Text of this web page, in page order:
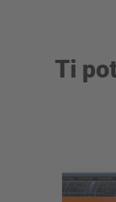
Ti